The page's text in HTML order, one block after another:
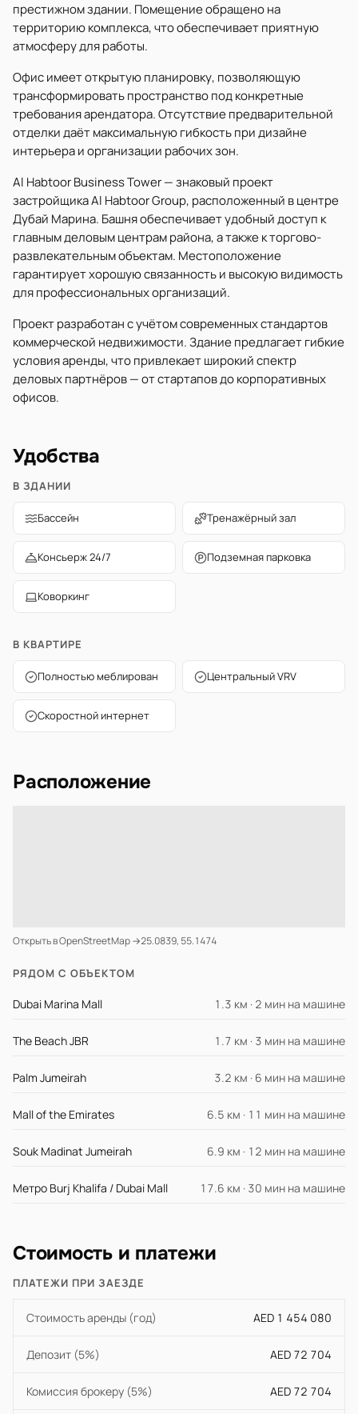
престижном здании. Помещение обращено на
территорию комплекса, что обеспечивает приятную
атмосферу для работы.
Офис имеет открытую планировку, позволяющую
трансформировать пространство под конкретные
требования арендатора. Отсутствие предварительной
отделки даёт максимальную гибкость при дизайне
интерьера и организации рабочих зон.
Al Habtoor Business Tower — знаковый проект
застройщика Al Habtoor Group, расположенный в центре
Дубай Марина. Башня обеспечивает удобный доступ к
главным деловым центрам района, а также к торгово-
развлекательным объектам. Местоположение
гарантирует хорошую связанность и высокую видимость
для профессиональных организаций.
Проект разработан с учётом современных стандартов
коммерческой недвижимости. Здание предлагает гибкие
условия аренды, что привлекает широкий спектр
деловых партнёров — от стартапов до корпоративных
офисов.
Удобства
В ЗДАНИИ
Бассейн Тренажёрный зал
Консьерж 24/7 Подземная парковка
Коворкинг
В КВАРТИРЕ
Полностью меблирован Центральный VRV
Скоростной интернет
Расположение
Открыть в OpenStreetMap →25.0839, 55.1474
РЯДОМ С ОБЪЕКТОМ
Dubai Marina Mall 1.3 км · 2 мин на машине
The Beach JBR 1.7 км · 3 мин на машине
Palm Jumeirah 3.2 км · 6 мин на машине
Mall of the Emirates 6.5 км · 11 мин на машине
Souk Madinat Jumeirah 6.9 км · 12 мин на машине
Метро Burj Khalifa / Dubai Mall 17.6 км · 30 мин на машине
Стоимость и платежи
ПЛАТЕЖИ ПРИ ЗАЕЗДЕ
Стоимость аренды (год) AED 1 454 080
Депозит (5%) AED 72 704
Комиссия брокеру (5%) AED 72 704